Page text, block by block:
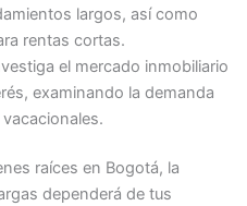
largos, así como
rentas cortas.
el mercado inmobiliario
examinando la demanda
raíces en Bogotá, la
dependerá de tus